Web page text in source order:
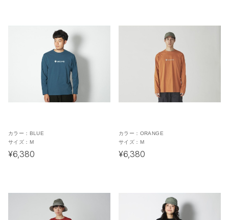
カラー： BLUE
サイズ： M
¥6,380
カラー： ORANGE
サイズ： M
¥6,380